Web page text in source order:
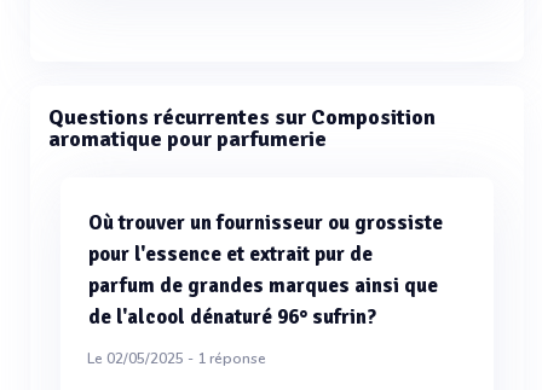
Questions récurrentes sur Composition
aromatique pour parfumerie
Où trouver un fournisseur ou grossiste
pour l'essence et extrait pur de
parfum de grandes marques ainsi que
de l'alcool dénaturé 96° sufrin?
Le 02/05/2025 - 1réponse